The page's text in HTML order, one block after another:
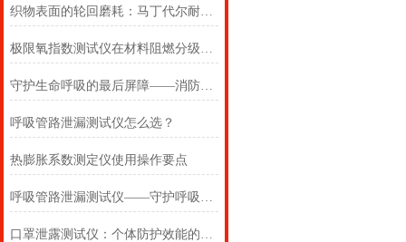
织物表面的轮回磨耗：马丁代尔耐磨仪在多点轨迹与压力恒定下的耐用叙事
极限氧指数测试仪在材料阻燃分级中的浓度边界判定
守护生命呼吸的最后屏障——消防自救呼吸器防护性能测试仪的全面检测
呼吸管路泄漏测试仪怎么选？
热膨胀系数测定仪使用操作要点
呼吸管路泄漏测试仪——守护呼吸类医疗器械安全的精密检测方案
口罩泄露测试仪：个体防护效能的科学评估仪器